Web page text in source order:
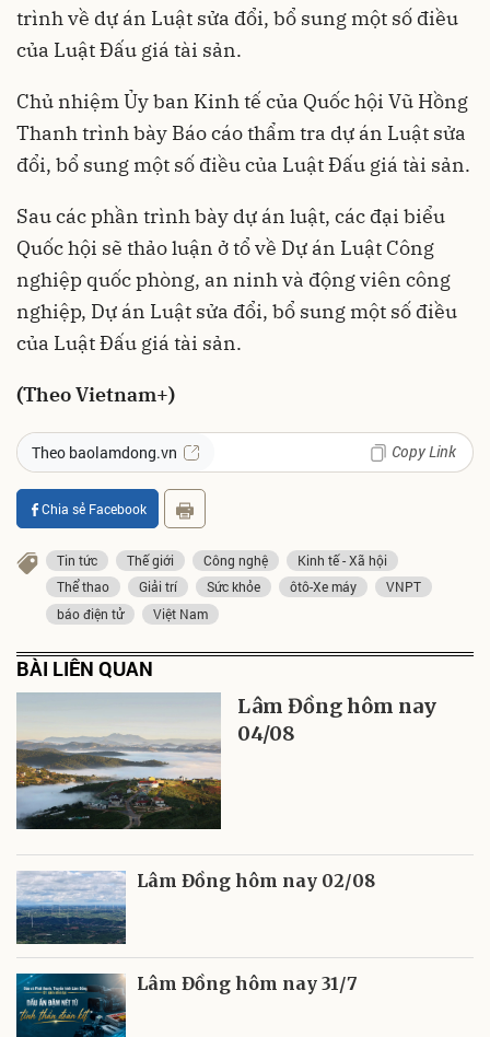
trình về dự án Luật sửa đổi, bổ sung một số điều
của Luật Đấu giá tài sản.
Chủ nhiệm Ủy ban Kinh tế của Quốc hội Vũ Hồng
Thanh trình bày Báo cáo thẩm tra dự án Luật sửa
đổi, bổ sung một số điều của Luật Đấu giá tài sản.
Sau các phần trình bày dự án luật, các đại biểu
Quốc hội sẽ thảo luận ở tổ về Dự án Luật Công
nghiệp quốc phòng, an ninh và động viên công
nghiệp, Dự án Luật sửa đổi, bổ sung một số điều
của Luật Đấu giá tài sản.
(Theo Vietnam+)
Theo baolamdong.vn Copy Link
Chia sẻ Facebook
Tin tức Thế giới Công nghệ
Kinh tế - Xã hội
Thể thao
Giải trí Sức khỏe ôtô-Xe máy
VNPT
báo điện tử
Việt Nam
BÀI LIÊN QUAN
Lâm Đồng hôm nay
04/08
Lâm Đồng hôm nay 02/08
Lâm Đồng hôm nay 31/7